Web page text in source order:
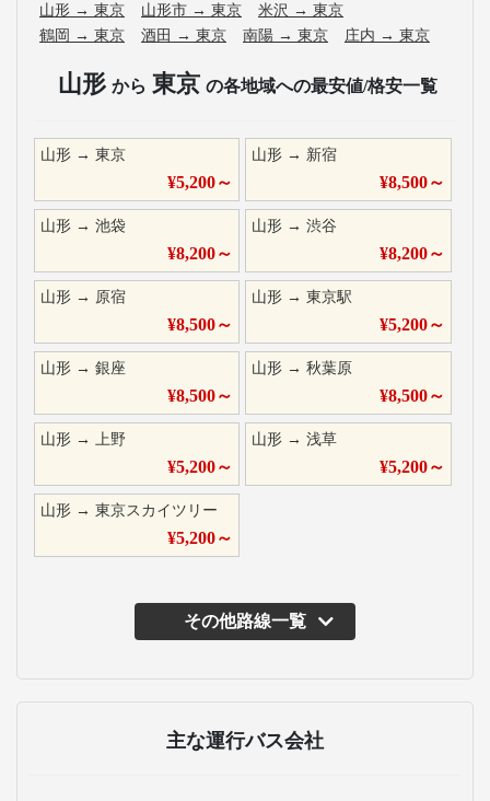
山形 → 東京 山形市 → 東京 米沢 → 東京
鶴岡 → 東京 酒田 → 東京 南陽 → 東京 庄内 → 東京
山形 から 東京 の各地域への最安値/格安一覧
山形 → 東京
¥5,200～
山形 → 新宿
¥8,500～
山形 → 池袋
¥8,200～
山形 →渋谷
¥8,200～
山形 → 原宿
¥8,500～
山形 →東京駅
¥5,200～
山形 → 銀座
¥8,500～
山形 →秋葉原
¥8,500～
山形 → 上野
¥5,200～
山形 →浅草
¥5,200～
山形 → 東京スカイツリー
¥5,200～
その他路線一覧
主な運行バス会社